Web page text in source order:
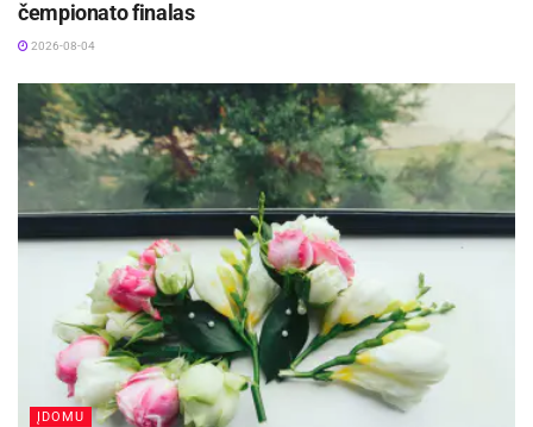
logistikos ir finansinio tarpininkavimo
čempionato finalas
2026-08-04
ĮDOMU